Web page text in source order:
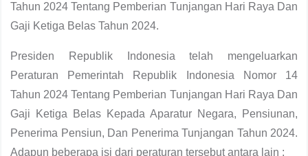
Tahun 2024 Tentang Pemberian Tunjangan Hari Raya Dan
Gaji Ketiga Belas Tahun 2024.
Presiden Republik Indonesia telah mengeluarkan
Peraturan Pemerintah Republik Indonesia Nomor 14
Tahun 2024 Tentang Pemberian Tunjangan Hari Raya Dan
Gaji Ketiga Belas Kepada Aparatur Negara, Pensiunan,
Penerima Pensiun, Dan Penerima Tunjangan Tahun 2024.
Adapun beberapa isi dari peraturan tersebut antara lain :